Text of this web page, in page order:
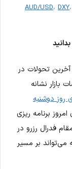
AUD/USD، DXY،
تحولات در
نشانه
روز دوشنبه
برنامه ریزی
فدرال رزرو در
بر مسیر